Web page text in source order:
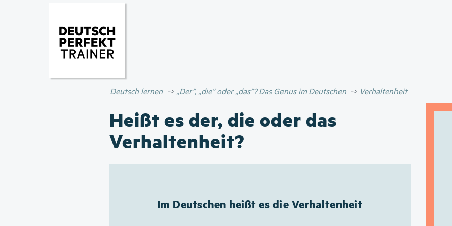
Deutsch lernen „Der”, „die” oder „das”? Das Genus im Deutschen Verhaltenheit
Heißt es der, die oder das
Verhaltenheit?
Im Deutschen heißt es die Verhaltenheit